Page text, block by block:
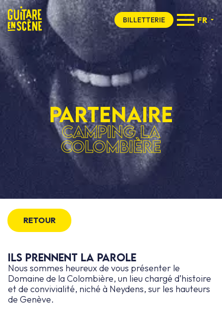
BILLETTERIE FR
Partenaire
Camping La
Colombière
RETOUR
Ils prennent la parole
Nous sommes heureux de vous présenter le
Domaine de la Colombière, un lieu chargé d’histoire
et de convivialité, niché à Neydens, sur les hauteurs
de Genève.